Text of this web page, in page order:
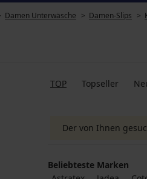
Damen Unterwäsche Damen-Slips
TOP Topseller
Der von Ihnen
Beliebteste Marken